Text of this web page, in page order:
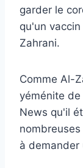
garder le
qu'un
Zahrani.
Comme Al-
yéménite
News qu'il
à demander